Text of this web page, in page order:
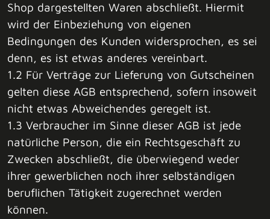
Shop dargestellten Waren abschließt. Hiermit
wird der Einbeziehung von eigenen
Bedingungen des Kunden widersprochen, es sei
denn, es ist etwas anderes vereinbart.
1.2 Für Verträge zur Lieferung von Gutscheinen
gelten diese AGB entsprechend, sofern insoweit
nicht etwas Abweichendes geregelt ist.
1.3 Verbraucher im Sinne dieser AGB ist jede
natürliche Person, die ein Rechtsgeschäft zu
Zwecken abschließt, die überwiegend weder
ihrer gewerblichen noch ihrer selbständigen
beruflichen Tätigkeit zugerechnet werden
können.